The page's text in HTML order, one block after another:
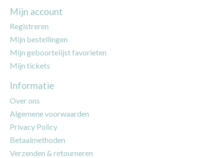
Mijn account
Registreren
Mijn bestellingen
Mijn geboortelijst favorieten
Mijn tickets
Informatie
Over ons
Algemene voorwaarden
Privacy Policy
Betaalmethoden
Verzenden & retourneren